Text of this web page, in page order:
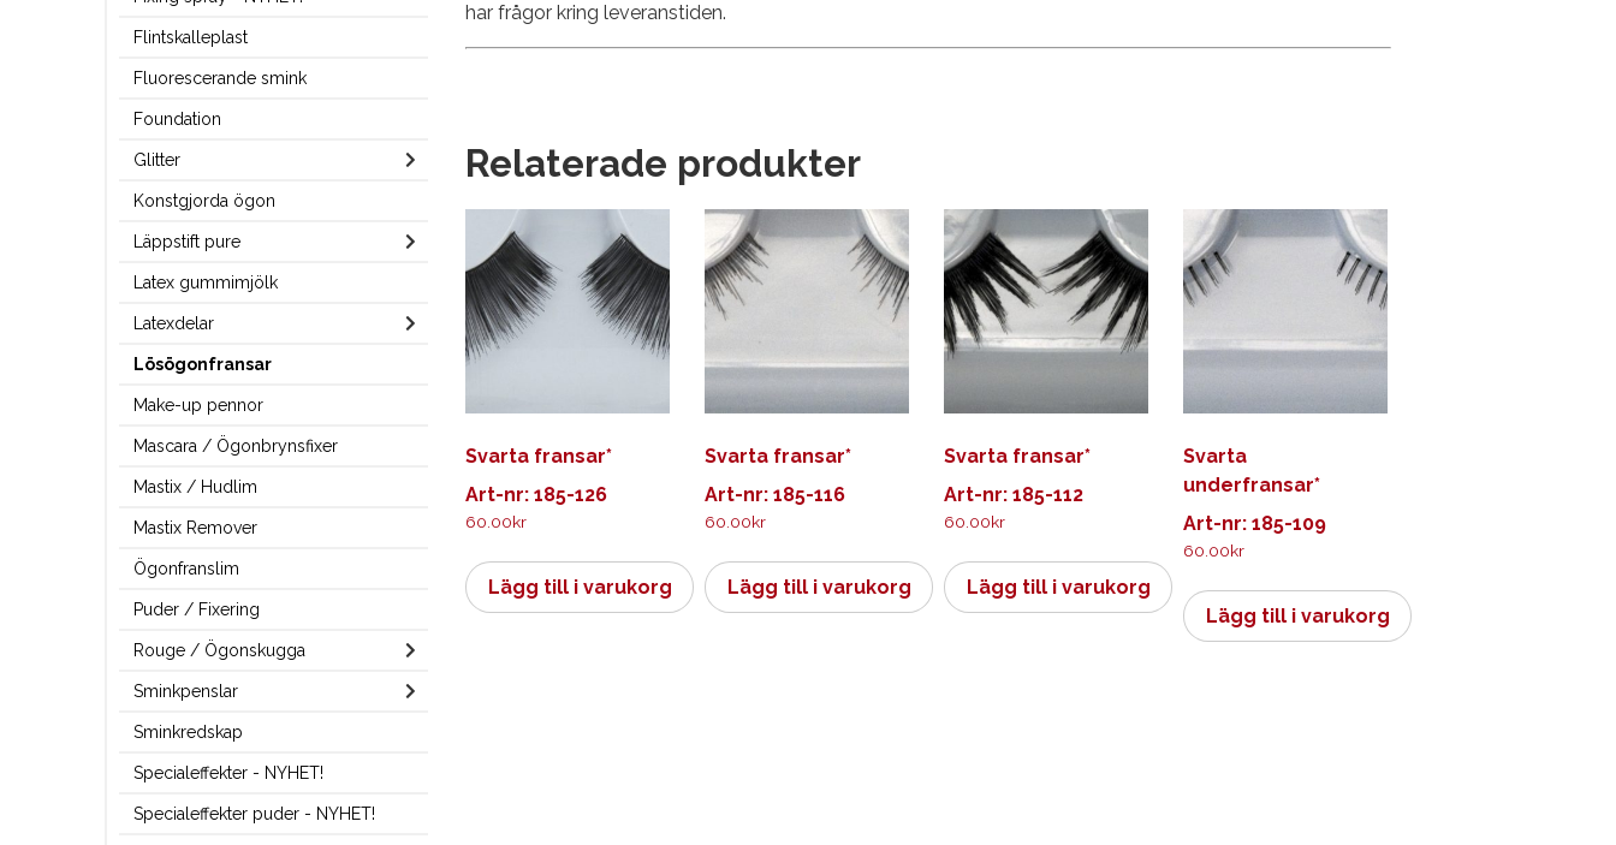
Flintskalleplast
Fluorescerande smink
Foundation
Glitter
Konstgjorda ögon
Läppstift pure
Latex gummimjölk
Latexdelar
Lösögonfransar
Make-up pennor
Mascara / Ögonbrynsfixer
Mastix / Hudlim
Mastix Remover
Ögonfranslim
Puder / Fixering
Rouge / Ögonskugga
Sminkpenslar
Sminkredskap
Specialeffekter - NYHET!
Specialeffekter puder - NYHET!
har frågor kring leveranstiden.
Relaterade produkter
Svarta fransar*
Art-nr: 185-126
60.00kr
Lägg till i varukorg
Svarta fransar*
Art-nr: 185-116
60.00kr
Lägg till i varukorg
Svarta fransar*
Art-nr: 185-112
60.00kr
Lägg till i varukorg
Svarta
underfransar*
Art-nr: 185-109
60.00kr
Lägg till i varukorg